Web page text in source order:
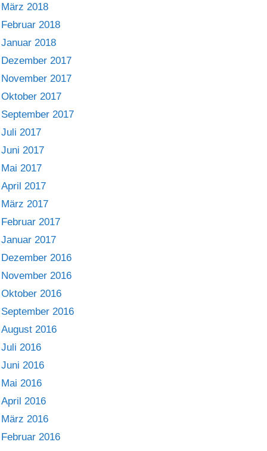
März 2018
Februar 2018
Januar 2018
Dezember 2017
November 2017
Oktober 2017
September 2017
Juli 2017
Juni 2017
Mai 2017
April 2017
März 2017
Februar 2017
Januar 2017
Dezember 2016
November 2016
Oktober 2016
September 2016
August 2016
Juli 2016
Juni 2016
Mai 2016
April 2016
März 2016
Februar 2016